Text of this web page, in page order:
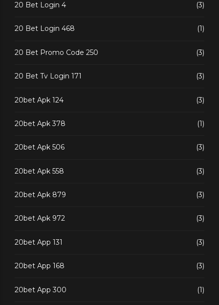
20 Bet Login 4 (3)
20 Bet Login 468 (1)
20 Bet Promo Code 250 (3)
20 Bet Tv Login 171 (3)
20bet Apk 124 (3)
20bet Apk 378 (1)
20bet Apk 506 (3)
20bet Apk 558 (3)
20bet Apk 879 (3)
20bet Apk 972 (3)
20bet App 131 (3)
20bet App 168 (3)
20bet App 300 (1)